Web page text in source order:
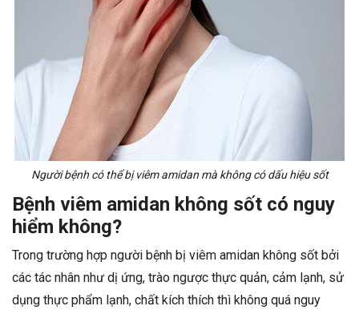
Người bệnh có thể bị viêm amidan mà không có dấu hiệu sốt
Bệnh viêm amidan không sốt có nguy
hiểm không?
Trong trường hợp người bệnh bị viêm amidan không sốt bởi
các tác nhân như dị ứng, trào ngược thực quản, cảm lạnh, sử
dụng thực phẩm lạnh, chất kích thích thì không quá nguy